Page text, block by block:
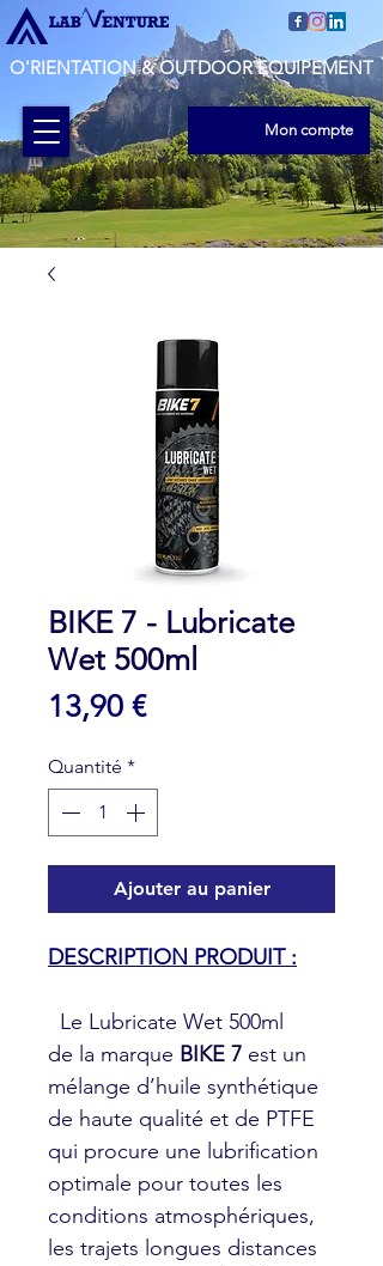
O'RIENTATION & OUTDOOR EQUIPEMENT
Mon compte
BIKE 7 - Lubricate
Wet 500ml
13,90 €Prix
Quantité *
Ajouter au panier
DESCRIPTION PRODUIT :
Le Lubricate Wet 500ml
de la marque BIKE 7 est un
mélange d’huile synthétique
de haute qualité et de PTFE
qui procure une lubrification
optimale pour toutes les
conditions atmosphériques,
les trajets longues distances